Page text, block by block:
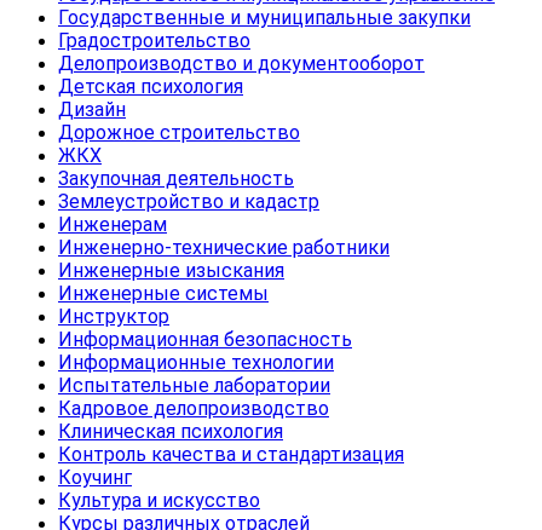
Государственные и муниципальные закупки
Градостроительство
Делопроизводство и документооборот
Детская психология
Дизайн
Дорожное строительство
ЖКХ
Закупочная деятельность
Землеустройство и кадастр
Инженерам
Инженерно-технические работники
Инженерные изыскания
Инженерные системы
Инструктор
Информационная безопасность
Информационные технологии
Испытательные лаборатории
Кадровое делопроизводство
Клиническая психология
Контроль качества и стандартизация
Коучинг
Культура и искусство
Курсы различных отраслей